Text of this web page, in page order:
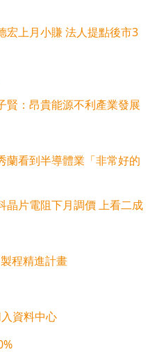
宏上月小賺 法人提點後市3
賢：昂貴能源不利產業發展
蘭看到半導體業「非常好的
晶片電阻下月調價 上看二成
程精進計畫
資料中心